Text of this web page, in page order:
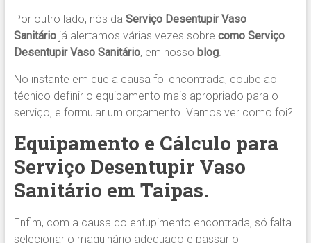
Por outro lado, nós da Serviço Desentupir Vaso
Sanitáriojá alertamos várias vezes sobre como Serviço
Desentupir Vaso Sanitário, em nosso blog.
No instante em que a causa foi encontrada, coube ao
técnico definir o equipamento mais apropriado para o
serviço, e formular um orçamento. Vamos ver como foi?
Equipamento e Cálculo para
Serviço Desentupir Vaso
Sanitário em Taipas.
Enfim, com a causa do entupimento encontrada, só falta
selecionar o maquinário adequado e passar o